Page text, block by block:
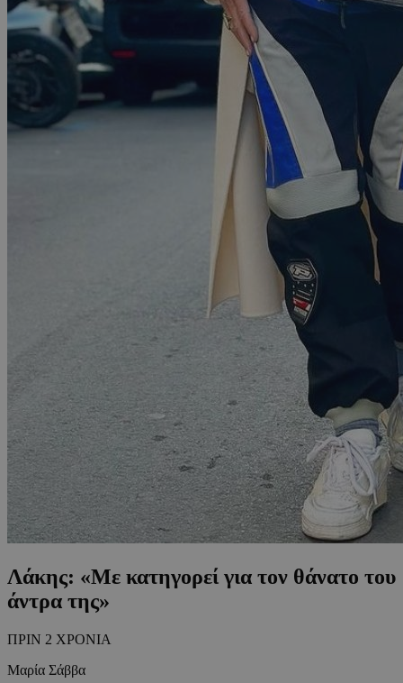
Λάκης: «Με κατηγορεί για τον θάνατο του
άντρα της»
ΠΡΙΝ 2 ΧΡΟΝΙΑ
Μαρία Σάββα